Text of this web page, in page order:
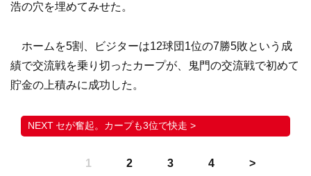
浩の穴を埋めてみせた。
ホームを5割、ビジターは12球団1位の7勝5敗という成
績で交流戦を乗り切ったカープが、鬼門の交流戦で初めて
貯金の上積みに成功した。
セが奮起。カープも3位で快走 >
1 2 3 4